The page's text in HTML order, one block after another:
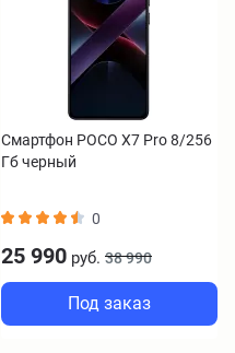
Смартфон POCO X7 Pro 8/256
Гб черный
0
25 990 руб. 38 990
Под заказ